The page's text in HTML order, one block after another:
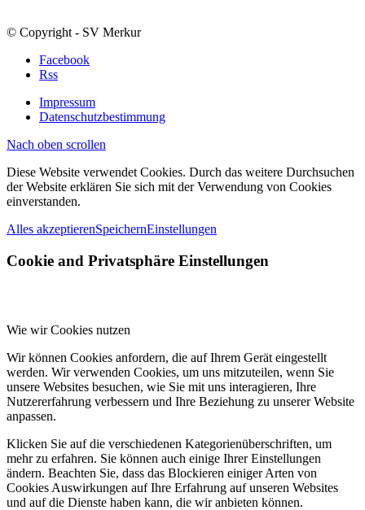
© Copyright - SV Merkur
Facebook
Rss
Impressum
Datenschutzbestimmung
Nach oben scrollen
Diese Website verwendet Cookies. Durch das weitere Durchsuchen
der Website erklären Sie sich mit der Verwendung von Cookies
einverstanden.
Alles akzeptierenSpeichernEinstellungen
Cookie and Privatsphäre Einstellungen
Wie wir Cookies nutzen
Wir können Cookies anfordern, die auf Ihrem Gerät eingestellt
werden. Wir verwenden Cookies, um uns mitzuteilen, wenn Sie
unsere Websites besuchen, wie Sie mit uns interagieren, Ihre
Nutzererfahrung verbessern und Ihre Beziehung zu unserer Website
anpassen.
Klicken Sie auf die verschiedenen Kategorienüberschriften, um
mehr zu erfahren. Sie können auch einige Ihrer Einstellungen
ändern. Beachten Sie, dass das Blockieren einiger Arten von
Cookies Auswirkungen auf Ihre Erfahrung auf unseren Websites
und auf die Dienste haben kann, die wir anbieten können.